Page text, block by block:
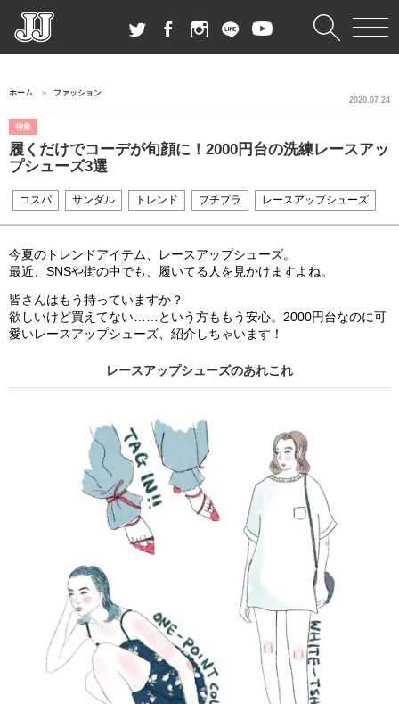
ホーム ファッション
特集
履くだけでコーデが旬顔に！2000円台の洗練レースアッ
プシューズ3選
2020.07.24
コスパ サンダル トレンド プチプラ レースアップシューズ
今夏のトレンドアイテム、レースアップシューズ。
最近、SNSや街の中でも、履いてる人を見かけますよね。
皆さんはもう持っていますか？
欲しいけど買えてない……という方ももう安心。2000円台なのに可
愛いレースアップシューズ、紹介しちゃいます！
レースアップシューズのあれこれ